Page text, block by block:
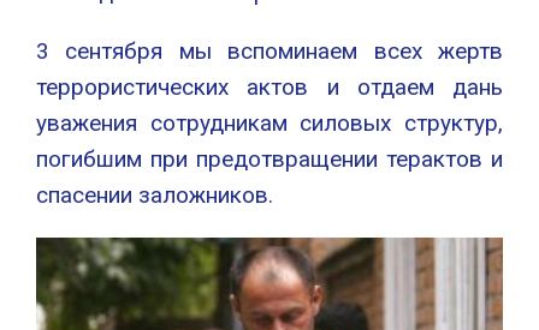
3 сентября мы вспоминаем всех жертв
террористических актов и отдаем дань
уважения сотрудникам силовых структур,
погибшим при предотвращении терактов и
спасении заложников.